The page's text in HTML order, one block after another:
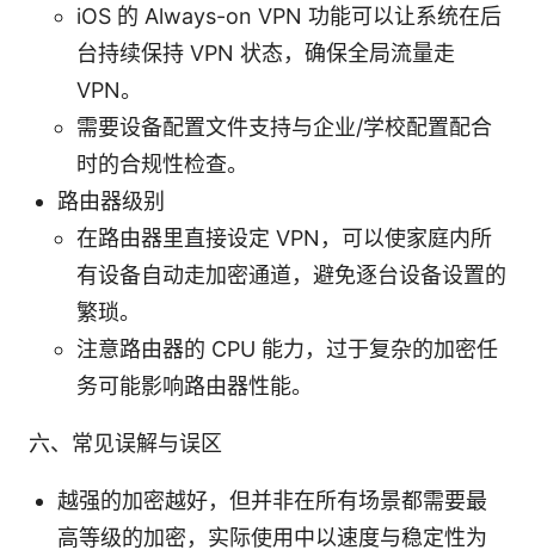
iOS 的 Always-on VPN 功能可以让系统在后
台持续保持 VPN 状态，确保全局流量走
VPN。
需要设备配置文件支持与企业/学校配置配合
时的合规性检查。
路由器级别
在路由器里直接设定 VPN，可以使家庭内所
有设备自动走加密通道，避免逐台设备设置的
繁琐。
注意路由器的 CPU 能力，过于复杂的加密任
务可能影响路由器性能。
六、常见误解与误区
越强的加密越好，但并非在所有场景都需要最
高等级的加密，实际使用中以速度与稳定性为